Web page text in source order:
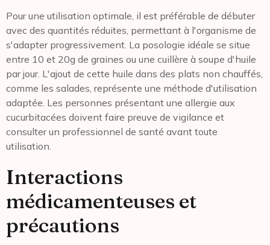
Pour une utilisation optimale, il est préférable de débuter
avec des quantités réduites, permettant à l'organisme de
s'adapter progressivement. La posologie idéale se situe
entre 10 et 20g de graines ou une cuillère à soupe d'huile
par jour. L'ajout de cette huile dans des plats non chauffés,
comme les salades, représente une méthode d'utilisation
adaptée. Les personnes présentant une allergie aux
cucurbitacées doivent faire preuve de vigilance et
consulter un professionnel de santé avant toute
utilisation.
Interactions
médicamenteuses et
précautions